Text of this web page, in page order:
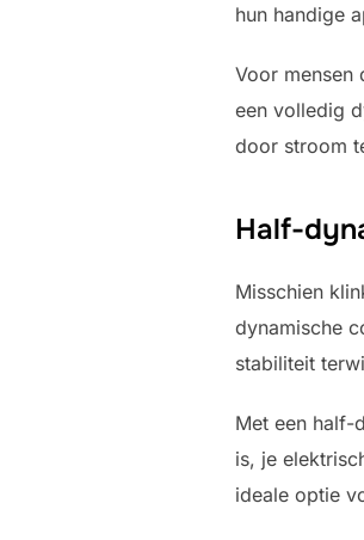
hun handige
Voor mensen
een volledig
door stroom
Half-
Misschien
dynamische
stabiliteit
Met een half-
is, je
ideale optie